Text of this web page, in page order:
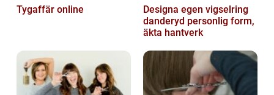
Tygaffär online
Designa egen vigselring
danderyd personlig form,
äkta hantverk